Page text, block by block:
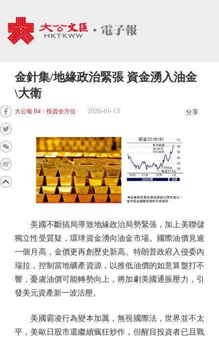
金針集/地緣政治緊張 資金湧入油金
\大衛
大公報 B4：投資全方位 2026-01-13 分享
美國不斷搞局導致地緣政治局勢緊張，加上美聯儲
獨立性受質疑，環球資金湧向油金市場。國際油價見逾
一個月高，金價更再創歷史新高。特朗普政府入侵委內
瑞拉，控制當地礦產資源，以推低油價的如意算盤打不
響，憂慮油價可能轉勢向上，將加劇美國通脹壓力，引
發美元資產新一波沽壓。
美國霸凌行為變本加厲，無視國際法，世界並不太
平，美歐日股市還繼續瘋狂炒作，但醒目投資者已且戰